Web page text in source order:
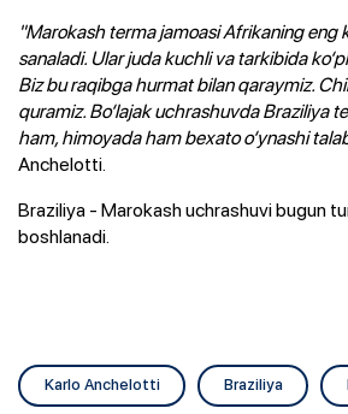
"Marokash terma jamoasi Afrikaning eng
sanaladi. Ular juda kuchli va tarkibida
Biz bu raqibga hurmat bilan qaraymiz.
quramiz. Bo‘lajak uchrashuvda Braziliya
ham, himoyada ham bexato o‘ynashi
Anchelotti.
Braziliya - Marokash uchrashuvi bugun
boshlanadi.
Karlo Anchelotti Braziliya